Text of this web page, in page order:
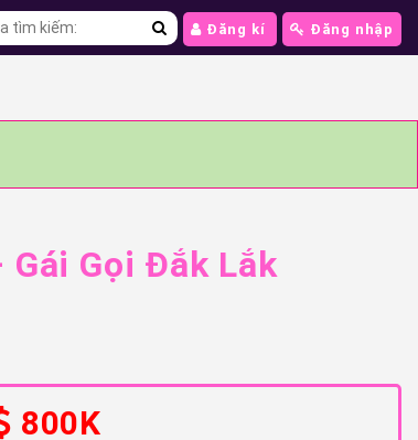
Đăng kí Đăng nhập
Gọi Đắk Lắk
800K